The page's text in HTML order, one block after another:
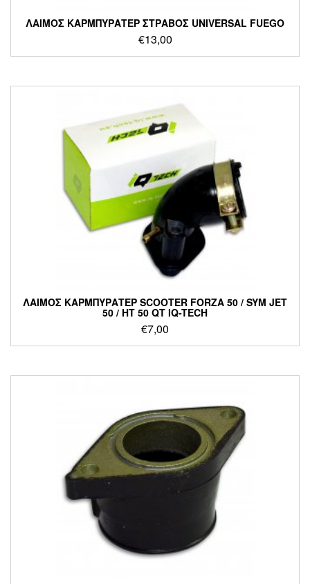
ΛΑΙΜΟΣ ΚΑΡΜΠΥΡΑΤΕΡ ΣΤΡΑΒΟΣ UNIVERSAL FUEGO
€13,00
ΛΑΙΜΟΣ ΚΑΡΜΠΥΡΑΤΕΡ SCOOTER FORZA 50 / SYM JET
50 / HT 50 QT IQ-TECH
€7,00